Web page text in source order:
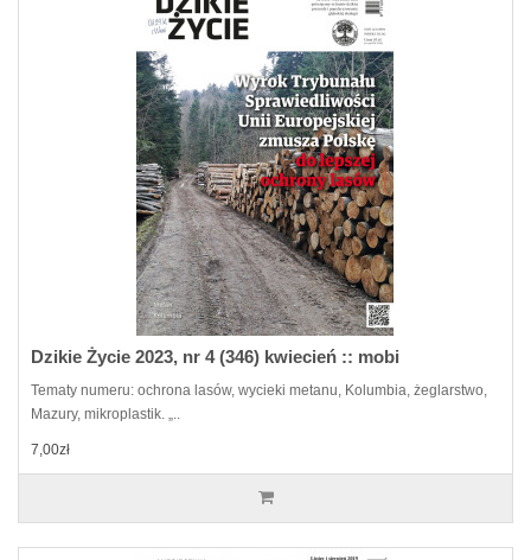
Dzikie Życie 2023, nr 4 (346) kwiecień :: mobi
Tematy numeru: ochrona lasów, wycieki metanu, Kolumbia, żeglarstwo,
Mazury, mikroplastik. „..
7,00zł